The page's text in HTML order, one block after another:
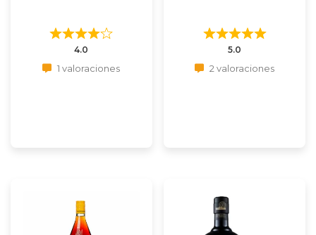
4.0
1 valoraciones
5.0
2 valoraciones